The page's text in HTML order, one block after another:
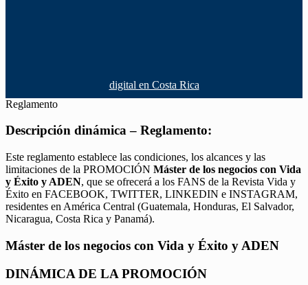
digital en Costa Rica
Reglamento
Descripción dinámica – Reglamento:
Este reglamento establece las condiciones, los alcances y las
limitaciones de la PROMOCIÓN Máster de los negocios con Vida
y Éxito y ADEN, que se ofrecerá a los FANS de la Revista Vida y
Éxito en FACEBOOK, TWITTER, LINKEDIN e INSTAGRAM,
residentes en América Central (Guatemala, Honduras, El Salvador,
Nicaragua, Costa Rica y Panamá).
Máster de los negocios con Vida y Éxito y ADEN
DINÁMICA DE LA PROMOCIÓN